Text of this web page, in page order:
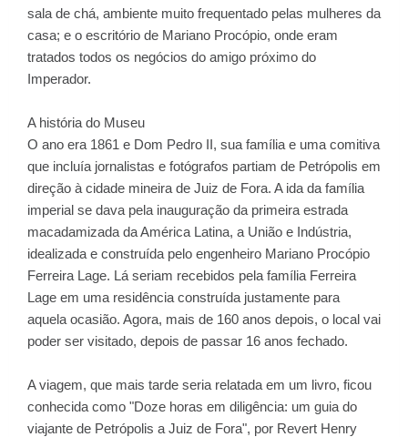
sala de chá, ambiente muito frequentado pelas mulheres da
casa; e o escritório de Mariano Procópio, onde eram
tratados todos os negócios do amigo próximo do
Imperador.
A história do Museu
O ano era 1861 e Dom Pedro II, sua família e uma comitiva
que incluía jornalistas e fotógrafos partiam de Petrópolis em
direção à cidade mineira de Juiz de Fora. A ida da família
imperial se dava pela inauguração da primeira estrada
macadamizada da América Latina, a União e Indústria,
idealizada e construída pelo engenheiro Mariano Procópio
Ferreira Lage. Lá seriam recebidos pela família Ferreira
Lage em uma residência construída justamente para
aquela ocasião. Agora, mais de 160 anos depois, o local vai
poder ser visitado, depois de passar 16 anos fechado.
A viagem, que mais tarde seria relatada em um livro, ficou
conhecida como "Doze horas em diligência: um guia do
viajante de Petrópolis a Juiz de Fora", por Revert Henry